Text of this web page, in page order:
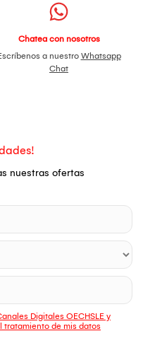
Chatea con nosotros
a nuestro Whatsapp
Chat
nuestras ofertas
Digitales OECHSLE y
tratamiento de mis datos